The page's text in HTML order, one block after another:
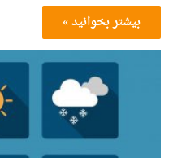
بیشتر بخوانید »